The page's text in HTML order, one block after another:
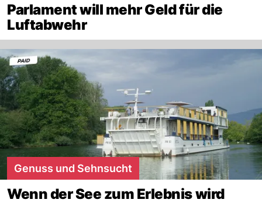
Parlament will mehr Geld für die
Luftabwehr
Genuss und Sehnsucht
Wenn der See zum Erlebnis wird